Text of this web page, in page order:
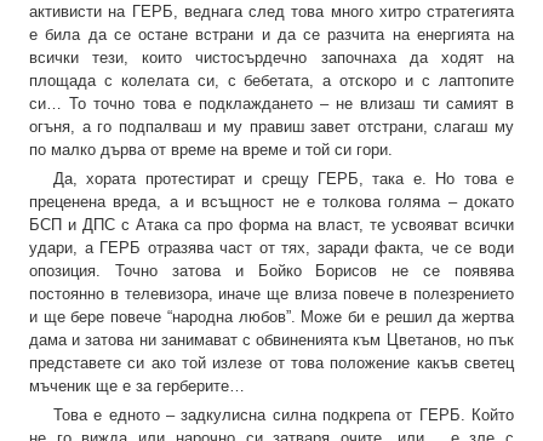
активисти на ГЕРБ, веднага след това много хитро стратегията
е била да се остане встрани и да се разчита на енергията на
всички тези, които чистосърдечно започнаха да ходят на
площада с колелата си, с бебетата, а отскоро и с лаптопите
си… То точно това е подклаждането – не влизаш ти самият в
огъня, а го подпалваш и му правиш завет отстрани, слагаш му
по малко дърва от време на време и той си гори.
Да, хората протестират и срещу ГЕРБ, така е. Но това е
преценена вреда, а и всъщност не е толкова голяма – докато
БСП и ДПС с Атака са про форма на власт, те усвояват всички
удари, а ГЕРБ отразява част от тях, заради факта, че се води
опозиция. Точно затова и Бойко Борисов не се появява
постоянно в телевизора, иначе ще влиза повече в полезрението
и ще бере повече “народна любов”. Може би е решил да жертва
дама и затова ни занимават с обвиненията към Цветанов, но пък
представете си ако той излезе от това положение какъв светец
мъченик ще е за герберите…
Това е едното – задкулисна силна подкрепа от ГЕРБ. Който